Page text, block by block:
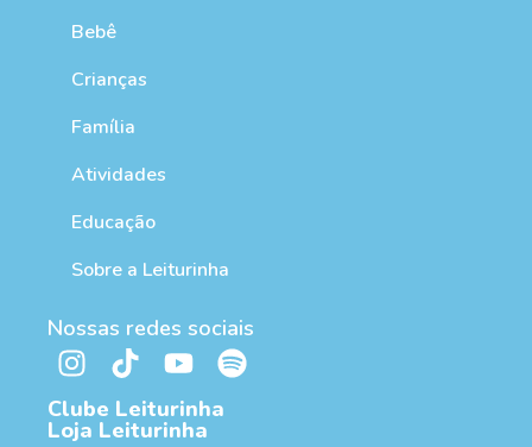
Bebê
Crianças
Família
Atividades
Educação
Sobre a Leiturinha
Nossas redes sociais
Clube Leiturinha
Loja Leiturinha